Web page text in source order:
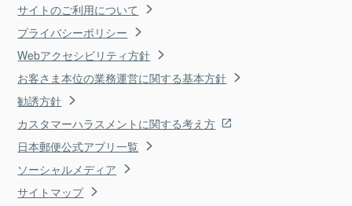
サイトのご利用について
プライバシーポリシー
Webアクセシビリティ方針
お客さま本位の業務運営に関する基本方針
勧誘方針
カスタマーハラスメントに関する考え方
日本郵便公式アプリ一覧
ソーシャルメディア
サイトマップ